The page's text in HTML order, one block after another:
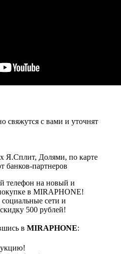
свяжутся с вами и уточнят
Я.Сплит, Долями, по карте
банков-партнеров
телефон на новый и
в MIRAPHONE!
сети и
500 рублей!
в MIRAPHONE: